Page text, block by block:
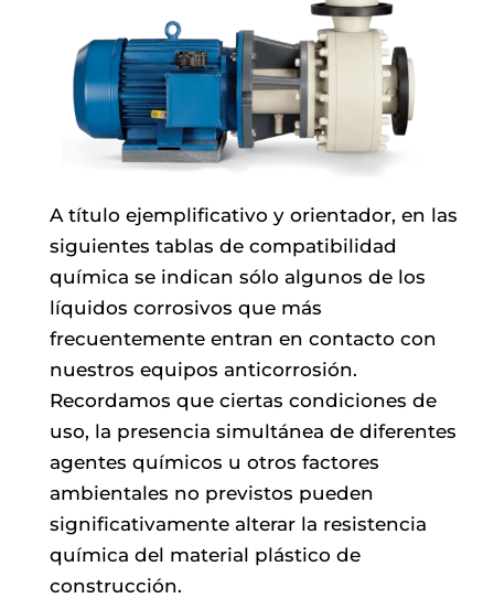
A título ejemplificativo y orientador, en las
siguientes tablas de compatibilidad
química se indican sólo algunos de los
líquidos corrosivos que más
frecuentemente entran en contacto con
nuestros equipos anticorrosión.
Recordamos que ciertas condiciones de
uso, la presencia simultánea de diferentes
agentes químicos u otros factores
ambientales no previstos pueden
significativamente alterar la resistencia
química del material plástico de
construcción.